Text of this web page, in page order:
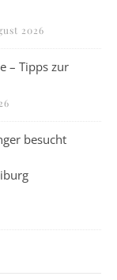
2026
– Tipps zur
besucht